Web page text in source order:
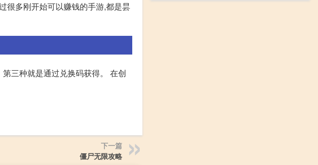
很多刚开始可以赚钱的手游,都是昙
三种就是通过兑换码获得。 在创
下一篇
僵尸无限攻略